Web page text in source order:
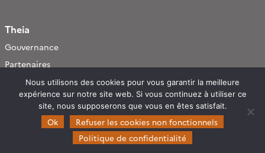
Theia
Gouvernance
Partenaires
Mentions légales
Domaines d’expertise
CES Cryosphère
CES Imagerie & Radiométrie
Nous utilisons des cookies pour vous garantir la meilleure
expérience sur notre site web. Si vous continuez à utiliser ce
site, nous supposerons que vous en êtes satisfait.
Ok
Refuser les cookies non fonctionnels
Politique de confidentialité